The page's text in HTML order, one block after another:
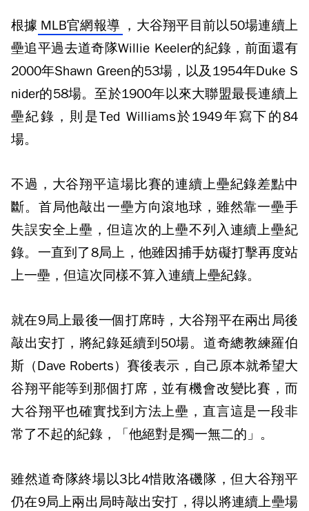
根據 MLB官網報導 ，大谷翔平目前以50場連續上
壘追平過去道奇隊Willie Keeler的紀錄，前面還有
2000年Shawn Green的53場，以及1954年Duke S
nider的58場。至於1900年以來大聯盟最長連續上
壘紀錄，則是Ted Williams於1949年寫下的84
場。
不過，大谷翔平這場比賽的連續上壘紀錄差點中
斷。首局他敲出一壘方向滾地球，雖然靠一壘手
失誤安全上壘，但這次的上壘不列入連續上壘紀
錄。一直到了8局上，他雖因捕手妨礙打擊再度站
上一壘，但這次同樣不算入連續上壘紀錄。
就在9局上最後一個打席時，大谷翔平在兩出局後
敲出安打，將紀錄延續到50場。道奇總教練羅伯
斯（Dave Roberts）賽後表示，自己原本就希望大
谷翔平能等到那個打席，並有機會改變比賽，而
大谷翔平也確實找到方法上壘，直言這是一段非
常了不起的紀錄，「他絕對是獨一無二的」。
雖然道奇隊終場以3比4惜敗洛磯隊，但大谷翔平
仍在9局上兩出局時敲出安打，得以將連續上壘場